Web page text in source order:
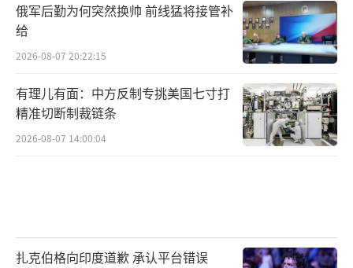
俄军后勤为何突然换帅 前线猛将接管补
给
2026-08-07 20:22:15
有理儿有面：中方反制专挑美国七寸打
精准切断制裁链条
2026-08-07 14:00:04
扎克伯格向印度道歉 承认平台错误